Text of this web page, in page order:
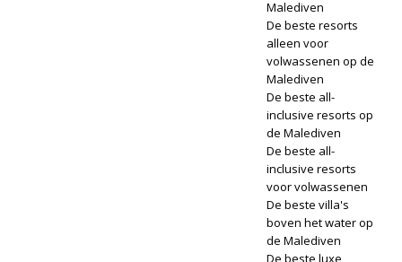
Malediven
De beste resorts
alleen voor
volwassenen op de
Malediven
De beste all-
inclusive resorts op
de Malediven
De beste all-
inclusive resorts
voor volwassenen
De beste villa's
boven het water op
de Malediven
De beste luxe